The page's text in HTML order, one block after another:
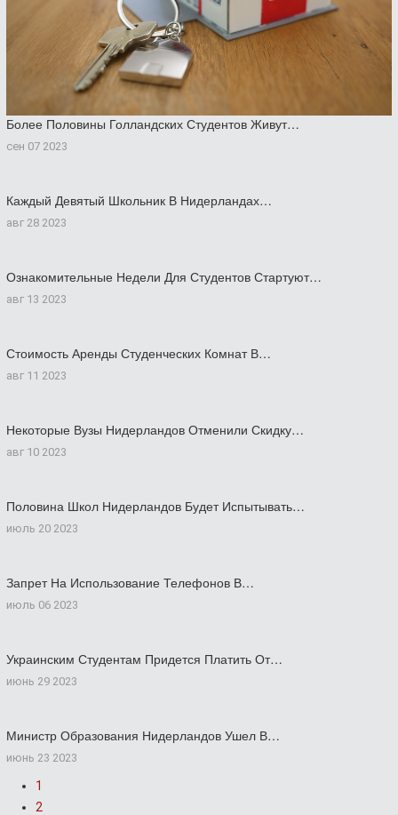
Более Половины Голландских Студентов Живут…
сен 07 2023
Каждый Девятый Школьник В Нидерландах…
авг 28 2023
Ознакомительные Недели Для Студентов Стартуют…
авг 13 2023
Стоимость Аренды Студенческих Комнат В…
авг 11 2023
Некоторые Вузы Нидерландов Отменили Скидку…
авг 10 2023
Половина Школ Нидерландов Будет Испытывать…
июль 20 2023
Запрет На Использование Телефонов В…
июль 06 2023
Украинским Студентам Придется Платить От…
июнь 29 2023
Министр Образования Нидерландов Ушел В…
июнь 23 2023
1
2